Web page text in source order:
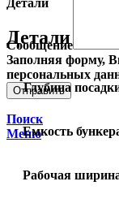
Сообщение
Заполняя форму,
персональных
Поиск
Меню
Детали
Глубина
Емкость
Рабочая